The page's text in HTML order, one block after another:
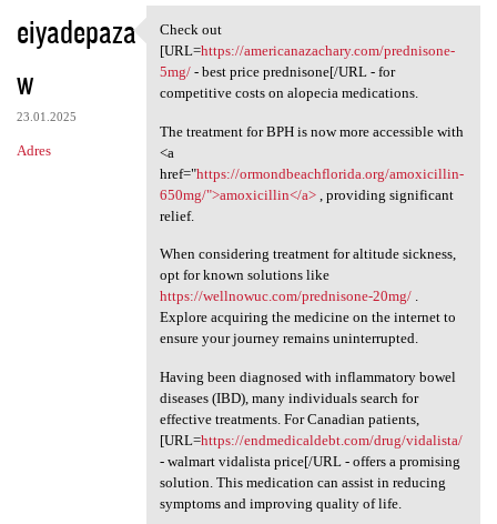
eiyadepaza
w
23.01.2025
Adres
Check out [URL=https:/
Check out
[URL=https://americanazachary.com/prednisone-
5mg/- best price prednisone[/URL - for
competitive costs on alopecia medications.
The treatment for BPH is now more accessible with
<a
href="https://ormondbeachflorida.org/amoxicillin-
650mg/">amoxicillin</a>, providing significant
relief.
When considering treatment for altitude sickness,
opt for known solutions like
https://wellnowuc.com/prednisone-20mg/.
Explore acquiring the medicine on the internet to
ensure your journey remains uninterrupted.
Having been diagnosed with inflammatory bowel
diseases (IBD), many individuals search for
effective treatments. For Canadian patients,
[URL=https://endmedicaldebt.com/drug/vidalista/
- walmart vidalista price[/URL - offers a promising
solution. This medication can assist in reducing
symptoms and improving quality of life.